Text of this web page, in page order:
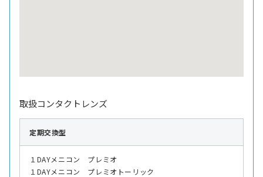
取扱コンタクトレンズ
定期交換型
１DAYメニコン プレミオ
１DAYメニコン プレミオトーリック